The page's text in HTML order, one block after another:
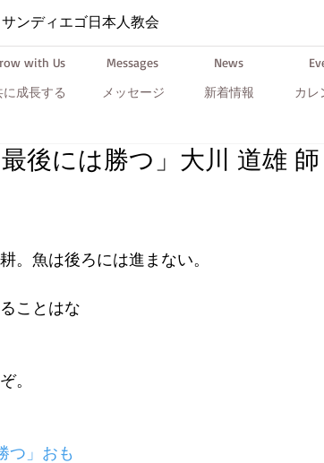
サンディエゴ日本人教会
with Us
に成長する
Messages
メッセージ
News
新着情報 カレ
後には勝つ」大川 道雄 師
。魚は後ろには進まない。
ことはな
。
つ」おも